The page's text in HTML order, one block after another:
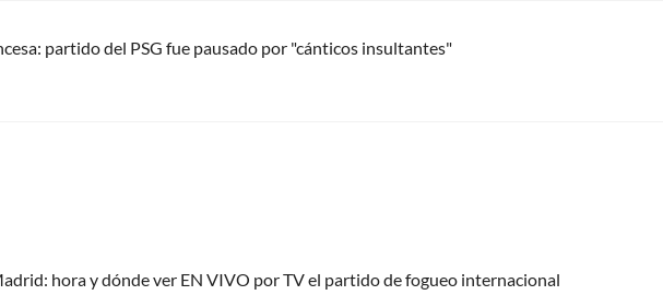
partido del PSG fue pausado por "cánticos insultantes"
hora y dónde ver EN VIVO por TV el partido de fogueo internacional